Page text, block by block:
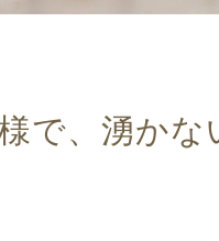
で、湧かな